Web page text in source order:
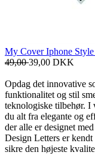
My Cover Iphone
49,0039,00 DKK
Opdag det innovative
funktionalitet og stil
teknologiske tilbehør. I
du alt fra elegante og
der alle er designet
Design Letters er
sikre den højeste